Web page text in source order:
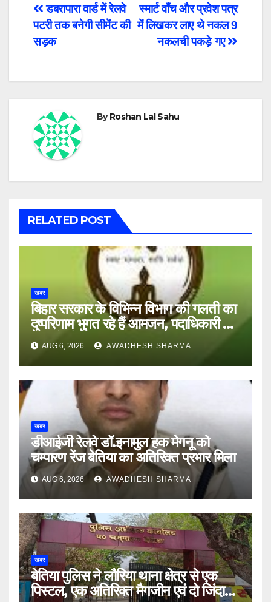
Post
navigation
स्मार्ट वाँच और प्रवेश पत्र
में लिखकर लाए थे नकल 9
नकलची पकड़े गए
डबरापारा वार्ड में रेलवे
पटरी तक बनेगी सीमेंट की
सड़क
ByRoshan Lal Sahu
RELATED POST
खबर
बिहार सरकार के विभिन्न विभाग की गलती का
दुष्परिणाम भुगत रहे हैं आमजन, पदाधिकारी और
अन्य हैं मौन
AUG 6, 2026 AWADHESH SHARMA
खबर
डीआईजी रेलवे डॉ.इनामुल हक मेगनू को
चम्पारण रेंज बेतिया का अतिरिक्त प्रभार मिला
AUG 6, 2026 AWADHESH SHARMA
खबर
बेतिया पुलिस ने लौरिया थाना क्षेत्र से एक
पिस्टल, एक अतिरिक्त मैगजीन एवं दो जिंदा